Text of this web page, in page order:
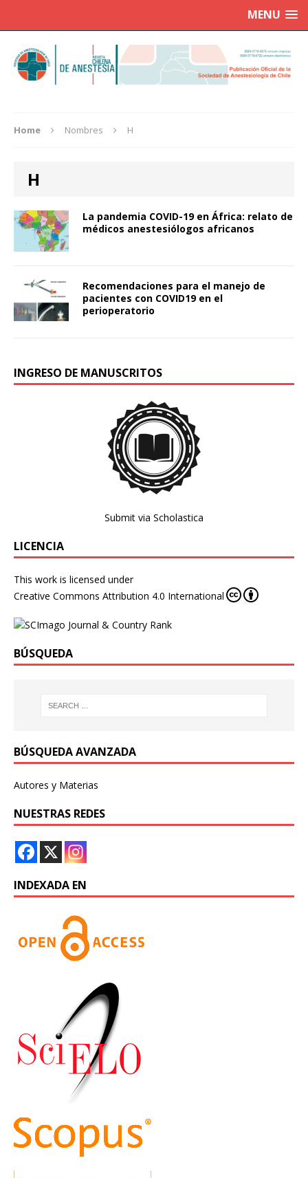
MENU
Home Nombres H
H
La pandemia COVID-19 en África: relato de
médicos anestesiólogos africanos
Recomendaciones para el manejo de
pacientes con COVID19 en el
perioperatorio
INGRESO DE MANUSCRITOS
Submit via Scholastica
LICENCIA
This work is licensed under
Creative Commons Attribution 4.0 International
BÚSQUEDA
BÚSQUEDA AVANZADA
Autores y Materias
NUESTRAS REDES
INDEXADA EN